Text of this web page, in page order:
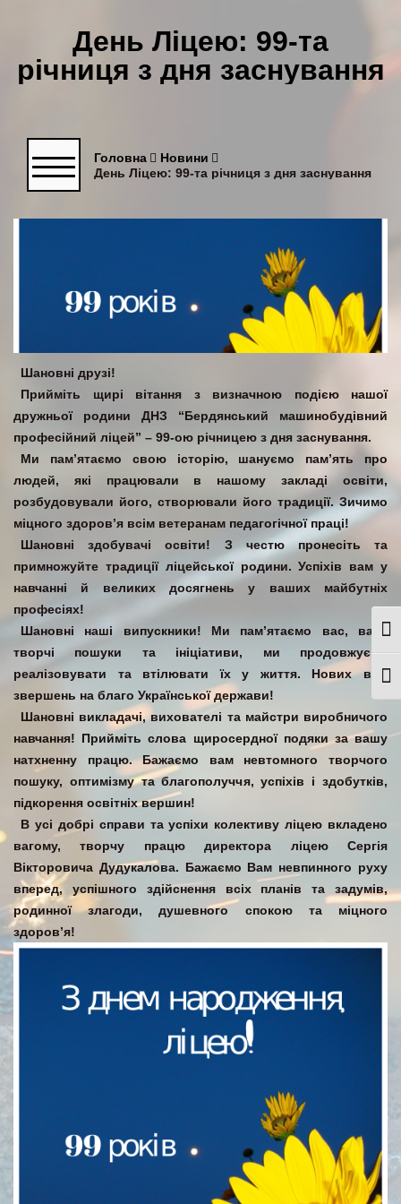
День Ліцею: 99-та
річниця з дня заснування
Головна
Новини
День Ліцею: 99-та річниця з дня заснування
Шановні друзі!
Прийміть щирі вітання з визначною подією нашої
дружньої родини ДНЗ “Бердянський машинобудівний
професійний ліцей” – 99-ою річницею з дня заснування.
Ми пам’ятаємо свою історію, шануємо пам’ять про
людей, які працювали в нашому закладі освіти,
розбудовували його, створювали його традиції. Зичимо
міцного здоров’я всім ветеранам педагогічної праці!
Шановні здобувачі освіти! З честю пронесіть та
примножуйте традиції ліцейської родини. Успіхів вам у
навчанні й великих досягнень у ваших майбутніх
професіях!
Шановні наші випускники! Ми пам’ятаємо вас, ваші
творчі пошуки та ініціативи, ми продовжуємо
реалізовувати та втілювати їх у життя. Нових вам
звершень на благо Української держави!
Шановні викладачі, вихователі та майстри виробничого
навчання! Прийміть слова щиросердної подяки за вашу
натхненну працю. Бажаємо вам невтомного творчого
пошуку, оптимізму та благополуччя, успіхів і здобутків,
підкорення освітніх вершин!
В усі добрі справи та успіхи колективу ліцею вкладено
вагому, творчу працю директора ліцею Сергія
Вікторовича Дудукалова. Бажаємо Вам невпинного руху
вперед, успішного здійснення всіх планів та задумів,
родинної злагоди, душевного спокою та міцного
здоров’я!